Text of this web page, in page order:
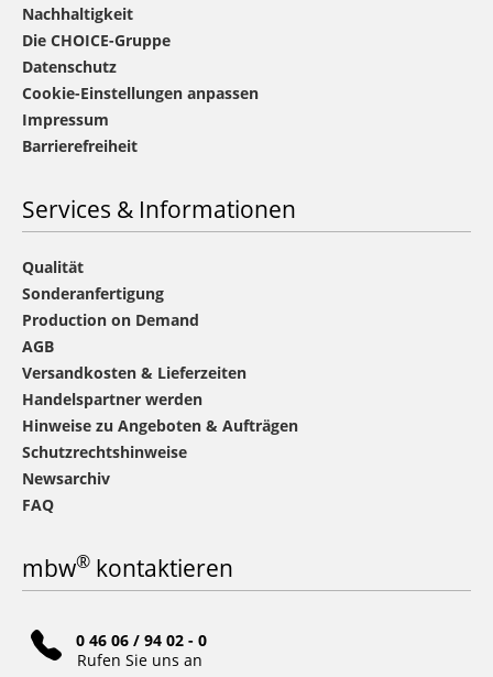
Nachhaltigkeit
Die CHOICE-Gruppe
Datenschutz
Cookie-Einstellungen anpassen
Impressum
Barrierefreiheit
Services & Informationen
Qualität
Sonderanfertigung
Production on Demand
AGB
Versandkosten & Lieferzeiten
Handelspartner werden
Hinweise zu Angeboten & Aufträgen
Schutzrechtshinweise
Newsarchiv
FAQ
mbw® kontaktieren
0 46 06 / 94 02 - 0
Rufen Sie uns an